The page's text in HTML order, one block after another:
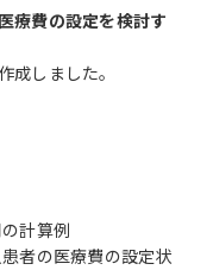
療費の設定を検討す
成しました。
計算例
者の医療費の設定状